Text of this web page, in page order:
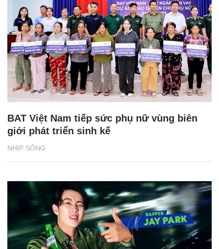
NHỊP SỐNG
BAT Việt Nam tiếp sức phụ nữ vùng biên
giới phát triển sinh kế